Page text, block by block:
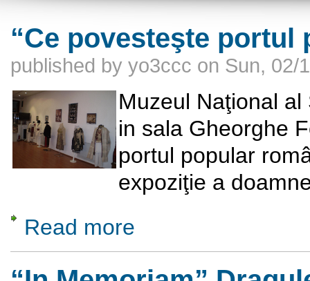
“Ce povesteşte portul
published by yo3ccc on Sun, 02/
Muzeul Naţional al
in sala Gheorghe
portul popular
expoziţie a
Read more